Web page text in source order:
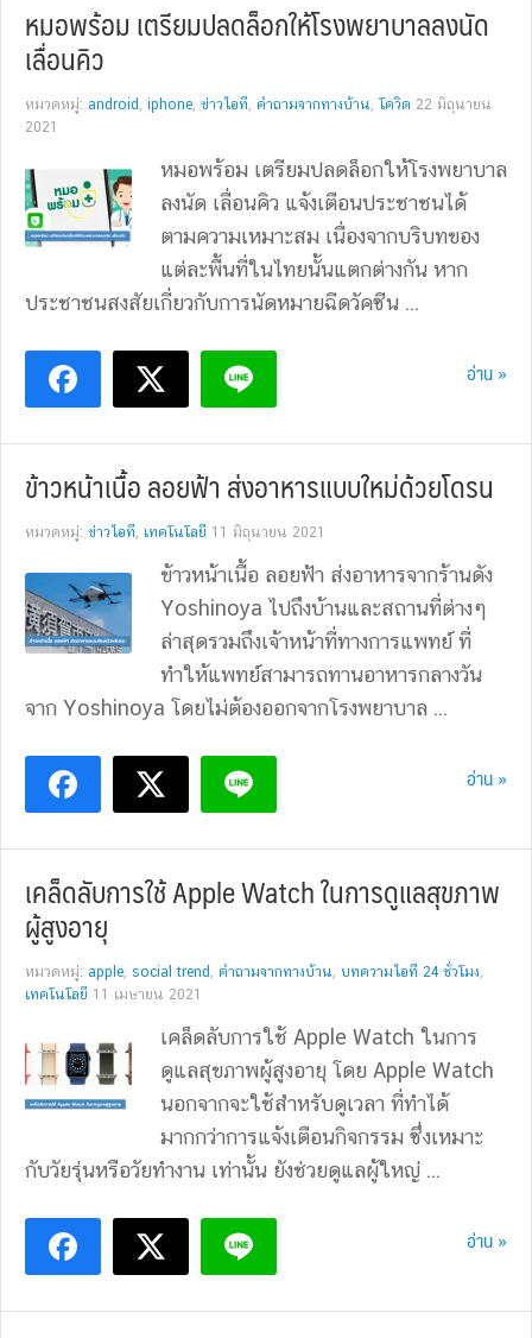
หมอพร้อม เตรียมปลดล็อกให้โรงพยาบาลลงนัด
เลื่อนคิว
หมวดหมู่: android , iphone, ข่าวไอที, คำถามจากทางบ้าน, โควิด 22 มิถุนายน
2021
หมอพร้อม เตรียมปลดล็อกให้โรงพยาบาล
ลงนัด เลื่อนคิว แจ้งเตือนประชาชนได้
ตามความเหมาะสม เนื่องจากบริบทของ
แต่ละพื้นที่ในไทยนั้นแตกต่างกัน หาก
ประชาชนสงสัยเกี่ยวกับการนัดหมายฉีดวัคซีน ...
อ่าน »
ข้าวหน้าเนื้อ ลอยฟ้า ส่งอาหารแบบใหม่ด้วยโดรน
หมวดหมู่: ข่าวไอที, เทคโนโลยี 11 มิถุนายน 2021
ข้าวหน้าเนื้อ ลอยฟ้า ส่งอาหารจากร้านดัง
Yoshinoya ไปถึงบ้านและสถานที่ต่างๆ
ล่าสุดรวมถึงเจ้าหน้าที่ทางการแพทย์ ที่
ทำให้แพทย์สามารถทานอาหารกลางวัน
จาก Yoshinoya โดยไม่ต้องออกจากโรงพยาบาล ...
อ่าน »
เคล็ดลับการใช้ Apple Watch ในการดูแลสุขภาพ
ผู้สูงอายุ
หมวดหมู่: apple, social trend , คำถามจากทางบ้าน, บทความไอที 24 ชั่วโมง,
เทคโนโลยี 11 เมษายน 2021
เคล็ดลับการใช้ Apple Watch ในการ
ดูแลสุขภาพผู้สูงอายุ โดย Apple Watch
นอกจากจะใช้สำหรับดูเวลา ที่ทำได้
มากกว่าการแจ้งเตือนกิจกรรม ซึ่งเหมาะ
กับวัยรุ่นหรือวัยทำงาน เท่านั้น ยังช่วยดูแลผู้ใหญ่ ...
อ่าน »